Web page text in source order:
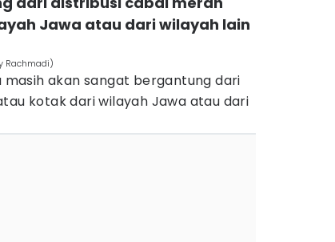
Jawa atau dari wilayah lain
Rachmadi)
akan sangat bergantung dari
kotak dari wilayah Jawa atau dari